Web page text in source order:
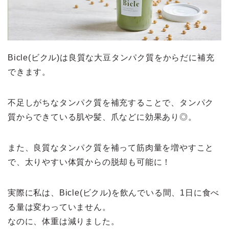
Bicle(ビクル)は良質な大豆タンパク質をからだに補充
できます。
不足しがちなタンパク質を補充することで、タンパク
質からできている肌や髪、爪などに効果あり◎。
また、良質なタンパク質を補って筋肉量を増やすこと
で、太りやすい体質からの脱却も可能に！
実際に私は、Bicle(ビクル)を飲んでいる間、1日に食べ
る量は変わっていません。
なのに、体重は減りました。